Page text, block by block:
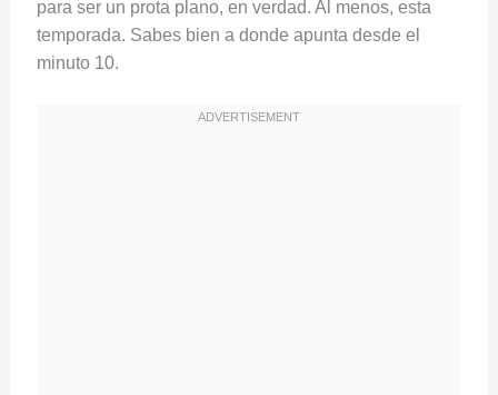
para ser un prota plano, en verdad. Al menos, esta
temporada. Sabes bien a donde apunta desde el
minuto 10.